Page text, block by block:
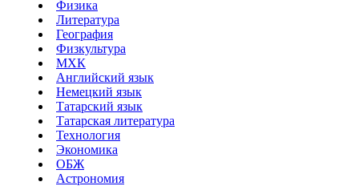
Физика
Литература
География
Физкультура
МХК
Английский язык
Немецкий язык
Татарский язык
Татарская литература
Технология
Экономика
ОБЖ
Астрономия